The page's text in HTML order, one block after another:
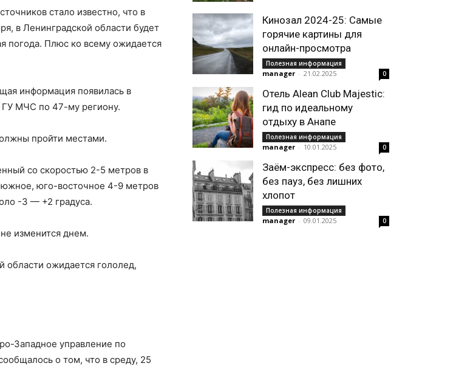
стало известно, что в
в Ленинградской области будет
погода. Плюс ко всему ожидается
информация появилась в
МЧС по 47-му региону.
пройти местами.
со скоростью 2-5 метров в
южное, юго-восточное 4-9 метров
-3 — +2 градуса.
изменится днем.
области ожидается гололед,
Западное управление по
о том, что в среду, 25
Кинозал 2024-25: Самые
горячие картины для
онлайн-просмотра
Полезная информация
manager - 21.02.2025 0
Отель Alean Club Majestic:
гид по идеальному
отдыху в Анапе
Полезная информация
manager - 10.01.2025 0
Заём-экспресс: без фото,
без пауз, без лишних
хлопот
Полезная информация
manager - 09.01.2025 0